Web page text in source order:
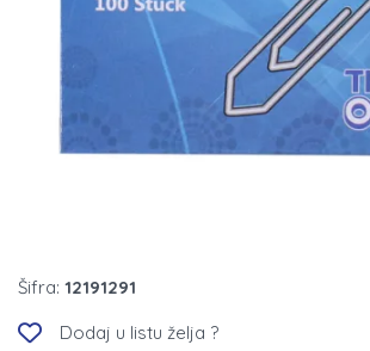
Šifra: 12191291
Dodaj u listu želja ?